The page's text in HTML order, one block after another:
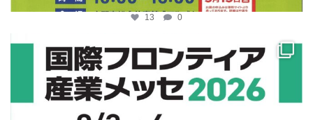
13 0
4月 10